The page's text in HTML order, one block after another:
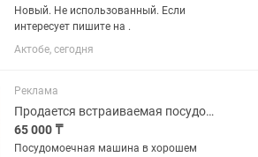
Новый. Не использованный. Если
интересует пишите на .
Актобе, сегодня
Реклама
Продается встраиваемая посудомоечная машина Midea MDWB-6018TF
65 000 ₸
Посудомоечная машина в хорошем